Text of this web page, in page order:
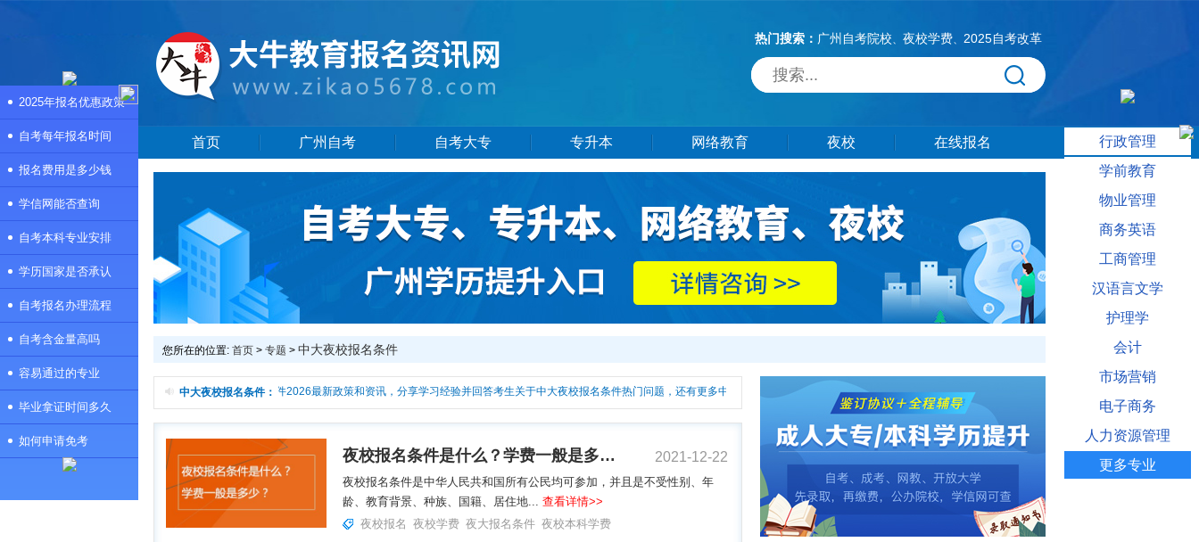
热门搜索： 广州自考院校、 夜校学费、 2025自考改革
首页 广州自考 自考大专 专升本 网络教育 夜校 在线报名
您所在的位置: 首页 > 专题 > 中大夜校报名条件
中大夜校报名条件：
频道是中大夜校报名条件专题页，提供中大夜校报名条件2026最新政策和资讯，分享学习经验并回答考生关于中大夜校报名条件热门问题，还有更多中大夜校报名条件相关信息供大家参考。
夜校报名条件是什么？学费一般是多少？ 2021-12-22
夜校报名条件是中华人民共和国所有公民均可参加，并且是不受性别、年
龄、教育背景、种族、国籍、居住地... 查看详情>>
夜校报名 夜校学费 夜大报名条件 夜校本科学费
2025年报名优惠政策
自考每年报名时间
报名费用是多少钱
学信网能否查询
自考本科专业安排
学历国家是否承认
自考报名办理流程
自考含金量高吗
容易通过的专业
毕业拿证时间多久
如何申请免考
行政管理
学前教育
物业管理
商务英语
工商管理
汉语言文学
护理学
会计
市场营销
电子商务
人力资源管理
更多专业